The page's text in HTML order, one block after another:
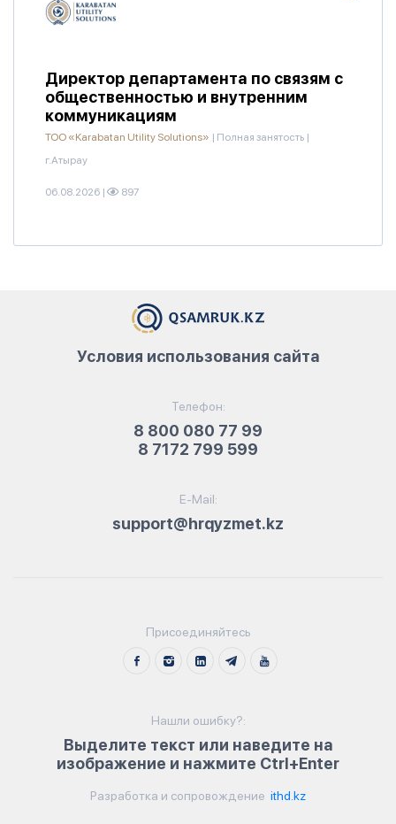
Директор департамента по связям с
общественностью и внутренним
коммуникациям
ТОО «Karabatan Utility Solutions» | Полная занятость |
г.Атырау
06.08.2026 | 897
Телефон:
8 800 080 77 99
8 7172 799 599
E-Mail:
support@hrqyzmet.kz
Условия использования сайта
Присоединяйтесь
Нашли ошибку?:
Выделите текст или наведите на
изображение и нажмите Ctrl+Enter
Разработка и сопровождение ithd.kz